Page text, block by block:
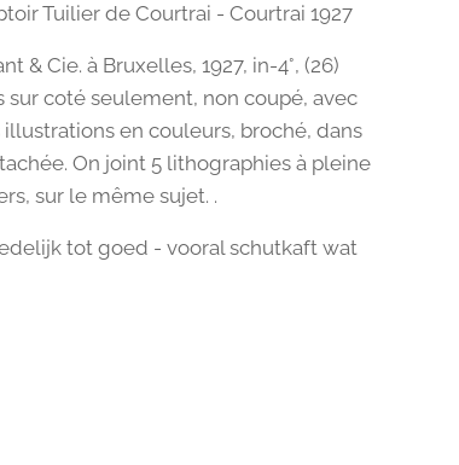
Tuilier de Courtrai - Courtrai 1927
& Cie. à Bruxelles, 1927, in-4°, (26)
coté seulement, non coupé, avec
illustrations en couleurs, broché, dans
On joint 5 lithographies à pleine
sur le même sujet. .
tot goed - vooral schutkaft wat